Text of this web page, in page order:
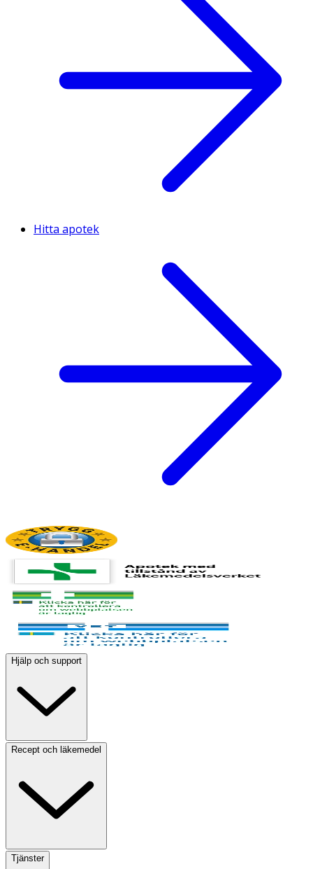
Hitta apotek
Hjälp och support
Recept och läkemedel
Tjänster